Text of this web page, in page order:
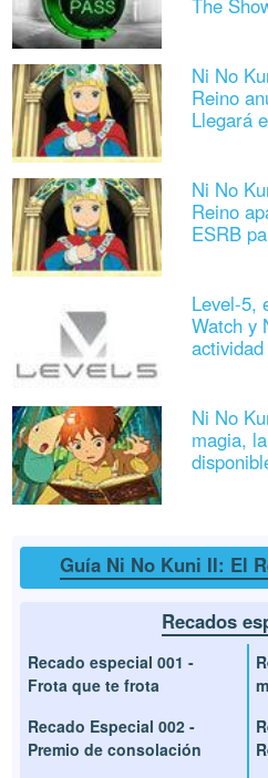
The
Ni No
Reino
Llegará
Ni No
Reino
ESRB
Level-5,
Watch y
Ni No
magia,
Guía Ni No Kuni II: El
Recados
Recado especial 001 -
Frota que te frota
Recado Especial 002 -
Premio de consolación